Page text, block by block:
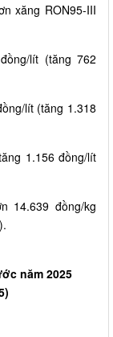
xăng RON95-III
lít (tăng 762
lít (tăng 1.318
1.156 đồng/lít
14.639 đồng/kg
năm 2025